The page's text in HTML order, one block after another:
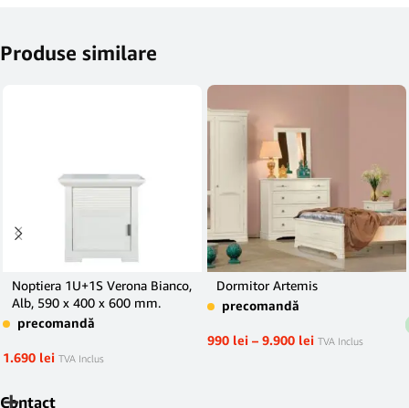
Produse similare
Noptiera 1U+1S Verona Bianco,
Alb, 590 x 400 x 600 mm.
precomandă
1.690 lei TVA Inclus
Dormitor Artemis
precomandă
990 lei – 9.900 lei TVA Inclus
Contact